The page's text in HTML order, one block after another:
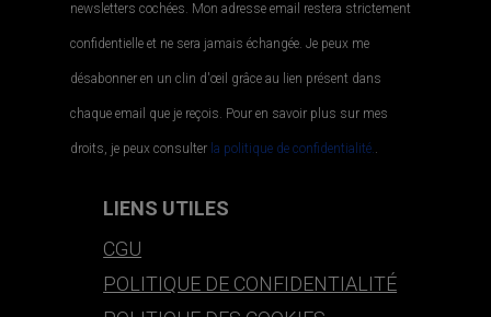
newsletters cochées. Mon adresse email restera strictement
confidentielle et ne sera jamais échangée. Je peux me
désabonner en un clin d'œil grâce au lien présent dans
chaque email que je reçois. Pour en savoir plus sur mes
droits, je peux consulter la politique de confidentialité..
LIENS UTILES
CGU
POLITIQUE DE CONFIDENTIALITÉ